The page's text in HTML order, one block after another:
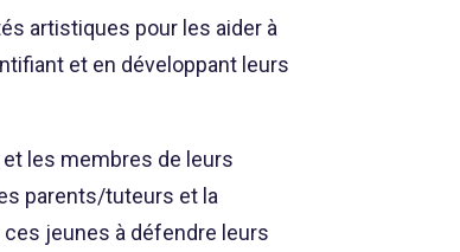
artistiques pour les aider à
et en développant leurs
les membres de leurs
parents/tuteurs et la
jeunes à défendre leurs